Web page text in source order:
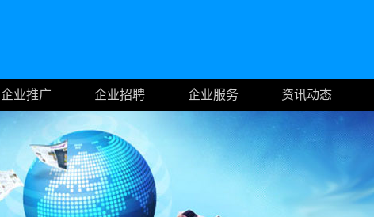
企业推广 企业招聘 企业服务 资讯动态